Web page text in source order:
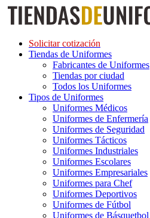
Solicitar cotización
Tiendas de Uniformes
Fabricantes de Uniformes
Tiendas por ciudad
Todos los Uniformes
Tipos de Uniformes
Uniformes Médicos
Uniformes de Enfermería
Uniformes de Seguridad
Uniformes Tácticos
Uniformes Industriales
Uniformes Escolares
Uniformes Empresariales
Uniformes para Chef
Uniformes Deportivos
Uniformes de Fútbol
Uniformes de Básquetbol